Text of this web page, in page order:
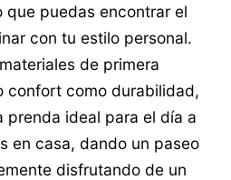
que puedas encontrar el
con tu estilo personal.
de primera
confort como durabilidad,
prenda ideal para el día a
en casa, dando un paseo
disfrutando de un